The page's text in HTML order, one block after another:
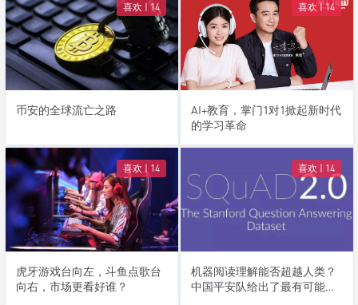
喜欢 | 14
币安的全球流亡之路
喜欢 |14
AI+教育，掌门1对1掀起新时代
的学习革命
喜欢 | 14
虎牙游戏台向左，斗鱼点歌台
向右，市场更看好谁？
喜欢 | 14
机器阅读理解能否超越人类？
中国平安队给出了最有可能的